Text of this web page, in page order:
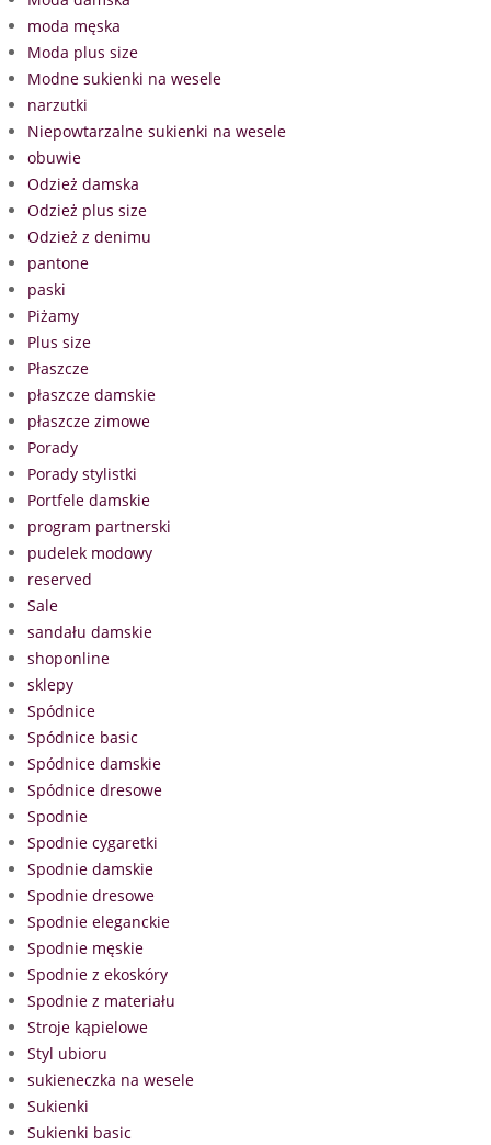
moda męska
Moda plus size
Modne sukienki na wesele
narzutki
Niepowtarzalne sukienki na wesele
obuwie
Odzież damska
Odzież plus size
Odzież z denimu
pantone
paski
Piżamy
Plus size
Płaszcze
płaszcze damskie
płaszcze zimowe
Porady
Porady stylistki
Portfele damskie
program partnerski
pudelek modowy
reserved
Sale
sandału damskie
shoponline
sklepy
Spódnice
Spódnice basic
Spódnice damskie
Spódnice dresowe
Spodnie
Spodnie cygaretki
Spodnie damskie
Spodnie dresowe
Spodnie eleganckie
Spodnie męskie
Spodnie z ekoskóry
Spodnie z materiału
Stroje kąpielowe
Styl ubioru
sukieneczka na wesele
Sukienki
Sukienki basic